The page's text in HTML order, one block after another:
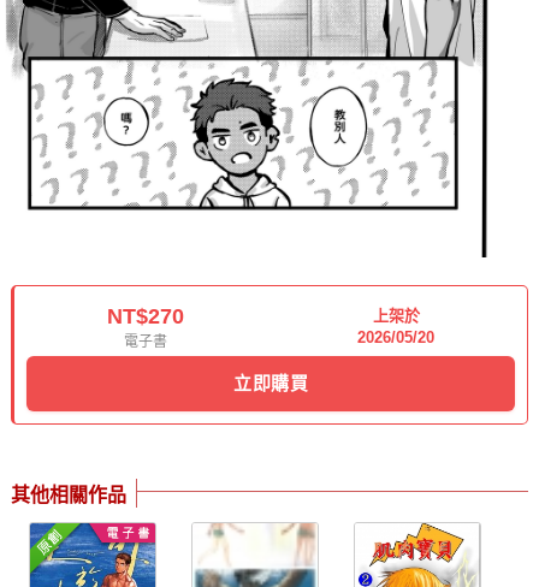
NT$270
電子書
上架於
2026/05/20
立即購買
其他相關作品